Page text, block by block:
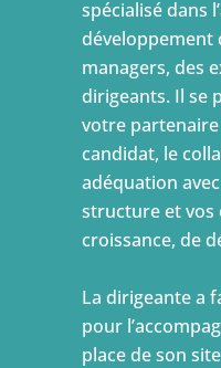
spécialisé dans
développement
managers, des
dirigeants. Il se
votre
candidat, le
adéquation
structure et vos
croissance, de
La dirigeante a
pour
place de son